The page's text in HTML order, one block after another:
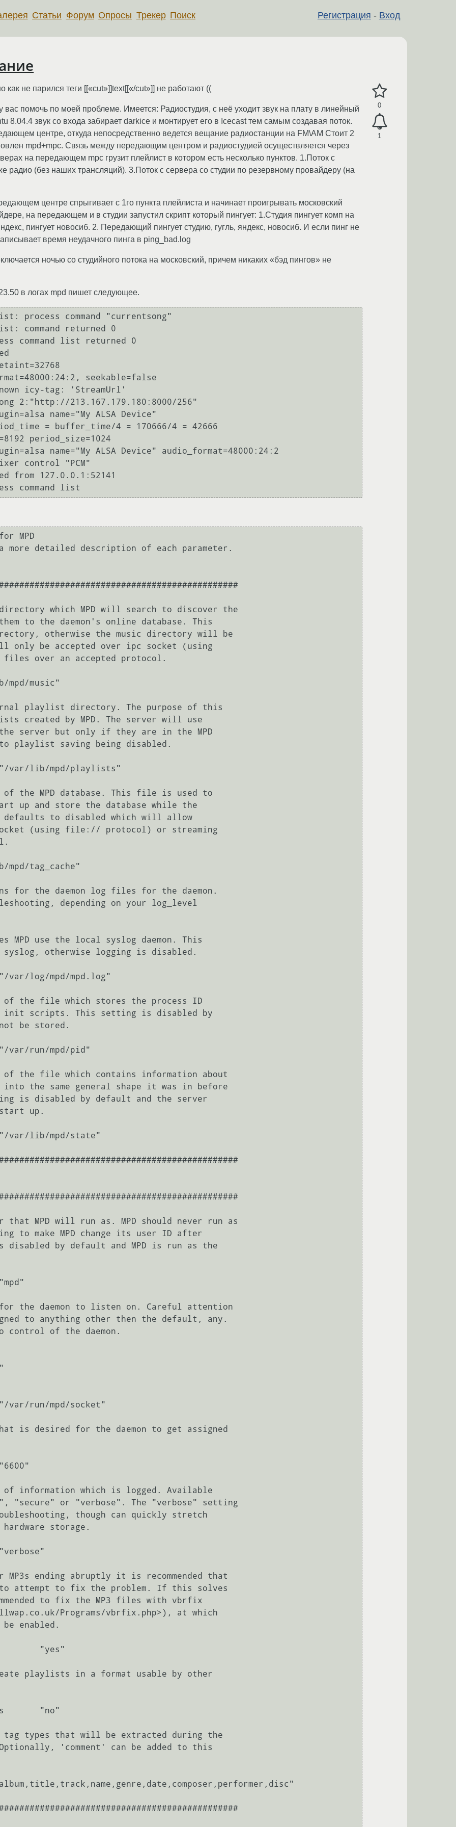
Регистрация - Вход
Статьи Форум Опросы Трекер Поиск
0
1
не парился теги [[«cut»]]text[[«/cut»]] не работают ((
помочь по моей проблеме. Имеется: Радиостудия, с неё уходит звук на плату в линейный
8.04.4 звук со входа забирает darkice и монтирует его в Icecast тем самым создавая поток.
центре, откуда непосредственно ведется вещание радиостанции на FM\AM Стоит 2
mpd+mpc. Связь между передающим центром и радиостудией осуществляется через
на передающем mpc грузит плейлист в котором есть несколько пунктов. 1.Поток с
радио (без наших трансляций). 3.Поток с сервера со студии по резервному провайдеру (на
центре спрыгивает с 1го пункта плейлиста и начинает проигрывать московский
на передающем и в студии запустил скрипт который пингует: 1.Студия пингует комп на
пингует новосиб. 2. Передающий пингует студию, гугль, яндекс, новосиб. И если пинг не
время неудачного пинга в ping_bad.log
ночью со студийного потока на московский, причем никаких «бэд пингов» не
в логах mpd пишет следующее.
process command "currentsong"
command returned 0
command list returned 0
seekable=false
icy-tag: 'StreamUrl'
2:"http://213.167.179.180:8000/256"
name="My ALSA Device"
= buffer_time/4 = 170666/4 = 42666
period_size=1024
name="My ALSA Device" audio_format=48000:24:2
control "PCM"
from 127.0.0.1:52141
PCM:
#	command		"nc example.org 8765"
#	format		"44100:16:2"
#}
#
## An example of a null output (for no audio output):
#
#audio_output {
#	type		"null"
#	name		"My Null Output"
#}
#
# This setting will change all decoded audio to be converted to the specified
# format before being passed to the audio outputs. By default, this setting is
# disabled.
#
#audio_output_format		"44100:16:2"
#
# If MPD has been compiled with libsamplerate support, this setting specifies 
# the sample rate converter to use.  Possible values can be found in the 
# mpd.conf man page or the libsamplerate documentation. By default, this is
# setting is disabled.
#
#samplerate_converter		"Fastest Sinc Interpolator"
#
###############################################################################


# Volume control mixer ########################################################
#
# These are the global volume control settings. By default, this setting will
# be detected to the available audio output device, with preference going to 
# hardware mixing. Hardware and software mixers for individual audio_output
# sections cannot yet be mixed.
#
# An example for controlling an ALSA, OSS or Pulseaudio mixer; If this
# setting is used other sound applications will be affected by the volume
# being controlled by MPD.
#
#mixer_type			"hardware"
#
# An example for controlling all mixers through software. This will control
# all controls, even if the mixer is not supported by the device and will not
# affect any other sound producing applications.
#
#mixer_type			"software"
#
# This example will not allow MPD to touch the mi